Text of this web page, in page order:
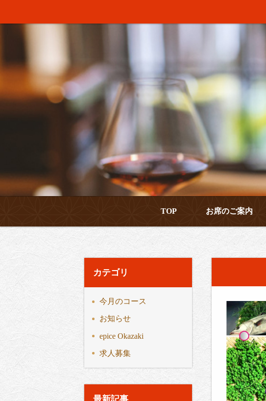
TOP お席のご案内
カテゴリ
今月のコース
お知らせ
epice Okazaki
求人募集
最新記事